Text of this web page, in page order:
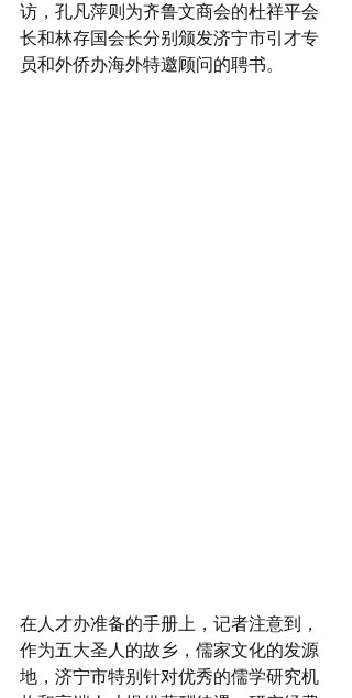
访，孔凡萍则为齐鲁文商会的杜祥平会
长和林存国会长分别颁发济宁市引才专
员和外侨办海外特邀顾问的聘书。
在人才办准备的手册上，记者注意到，
作为五大圣人的故乡，儒家文化的发源
地，济宁市特别针对优秀的儒学研究机